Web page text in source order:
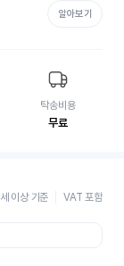
알아보기
탁송비용
무료
이상 기준 VAT 포함